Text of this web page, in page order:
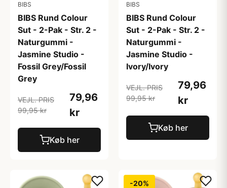
BIBS
BIBS Rund Colour
Sut - 2-Pak - Str. 2 -
Naturgummi -
Jasmine Studio -
Fossil Grey/Fossil
Grey
VEJL. PRIS
99,95 kr
79,96
kr
Køb her
BIBS
BIBS Rund Colour
Sut - 2-Pak - Str. 2 -
Naturgummi -
Jasmine Studio -
Ivory/Ivory
VEJL. PRIS
99,95 kr
79,96
kr
Køb her
-20%